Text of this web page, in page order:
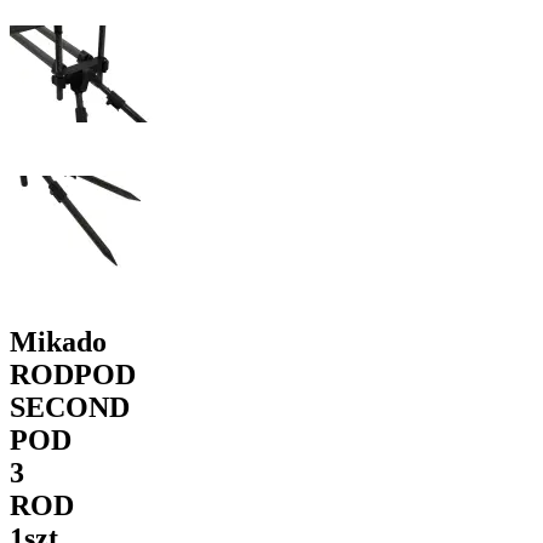
Mikado
RODPOD
SECOND
POD
3
ROD